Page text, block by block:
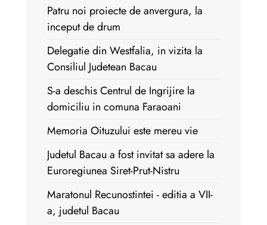
Patru noi proiecte de anvergura, la
inceput de drum
Delegatie din Westfalia, in vizita la
Consiliul Judetean Bacau
S-a deschis Centrul de Ingrijire la
domiciliu in comuna Faraoani
Memoria Oituzului este mereu vie
Judetul Bacau a fost invitat sa adere la
Euroregiunea Siret-Prut-Nistru
Maratonul Recunostintei - editia a VII-
a, judetul Bacau